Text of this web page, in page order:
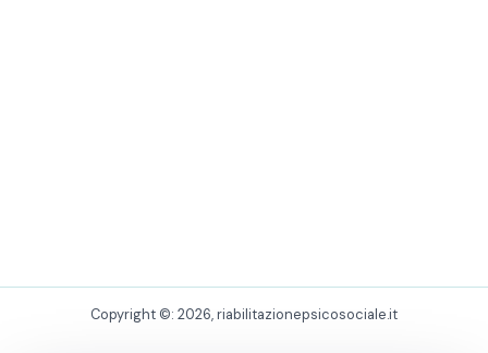
Copyright ©: 2026, riabilitazionepsicosociale.it